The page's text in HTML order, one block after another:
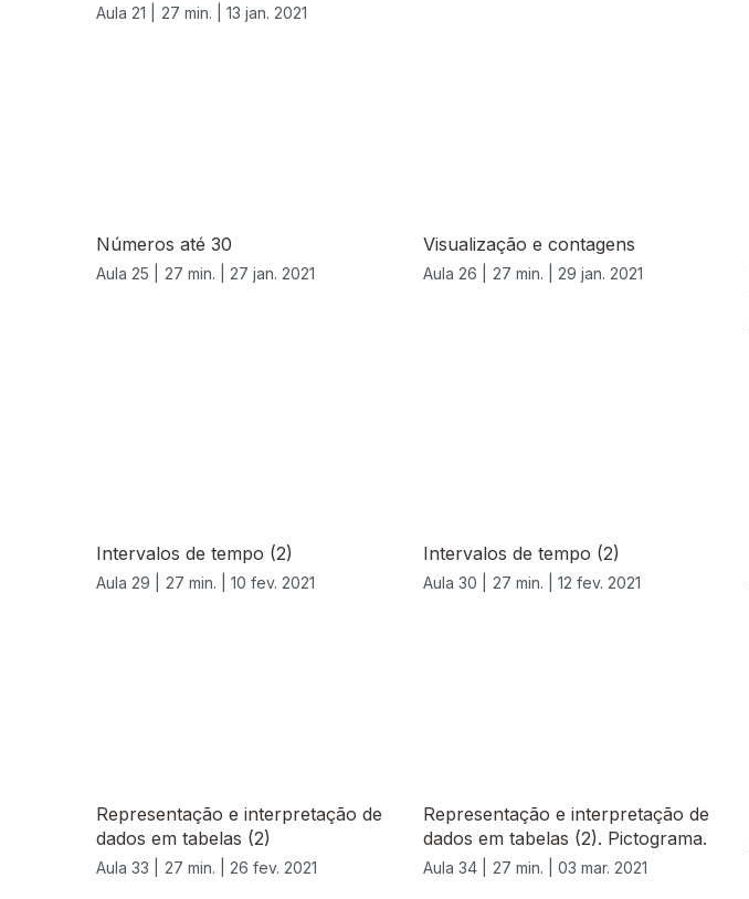
Aula 21 | 27 min. | 13 jan. 2021
Números até 30
Aula 25 | 27 min. | 27 jan. 2021
Visualização e contagens
Aula 26 | 27 min. | 29 jan. 2021
Intervalos de tempo (2)
Aula 29 | 27 min. | 10 fev. 2021
Intervalos de tempo (2)
Aula 30 | 27 min. | 12 fev. 2021
Representação e interpretação de
dados em tabelas (2)
Aula 33 | 27 min. | 26 fev. 2021
Representação e interpretação de
dados em tabelas (2). Pictograma.
Aula 34 | 27 min. | 03 mar. 2021